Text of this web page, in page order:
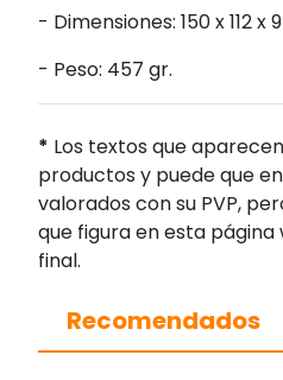
- Dimensiones: 150 x 112 x
- Peso: 457 gr.
* Los textos que
productos y puede que
valorados con su PVP,
que figura en esta
final.
Recomendados